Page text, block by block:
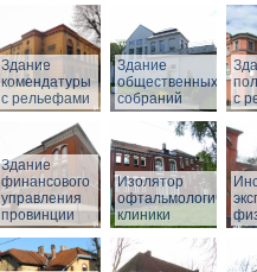
Здание
комендатуры
с рельефами
Здание
общественных
собраний
с
Здание
финансового
управления
провинции
Изолятор
клиники